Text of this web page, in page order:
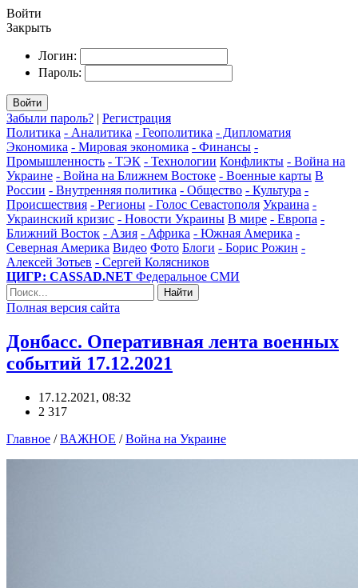
Войти
Закрыть
Логин:
Пароль:
Войти
Забыли пароль? | Регистрация
Политика - Аналитика - Геополитика - Дипломатия
Экономика - Мировая экономика - Финансы -
Промышленность - ТЭК - Технологии Конфликты - Война на
Украине - Война на Ближнем Востоке - Военные карты В
России - Внутренняя политика - Общество - Культура -
Происшествия - Регионы - Голос Севастополя Украина -
Украинский кризис - Новости Украины В мире - Европа -
Ближний Восток - Азия - Африка - Южная Америка -
Северная Америка Видео Фото Блоги - Борис Рожин -
Алексей Зотьев - Сергей Колясников
ЦИГР: CASSAD.NET Федеральное СМИ
Найти
Полная версия сайта
Донбасс. Оперативная лента военных
событий 17.12.2021
17.12.2021, 08:32
2 317
Главное /ВАЖНОЕ /Война на Украине